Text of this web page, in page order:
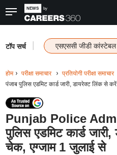
टॉप सर्च एसएससी जीडी
होम परीक्षा समाचार प्रतियोगी परीक्षा समाचार
पंजाब पुलिस एडमिट कार्ड जारी, डायरेक्ट लिंक से
Punjab Police
पुलिस एडमिट कार्ड
चेक, एग्जाम 1 जुलाई से